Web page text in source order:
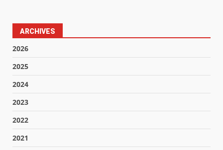
ARCHIVES
2026
2025
2024
2023
2022
2021